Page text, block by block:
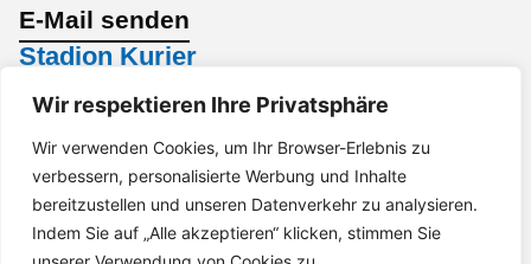
Wir respektieren Ihre Privatsphäre
Wir verwenden Cookies, um Ihr Browser-Erlebnis zu
verbessern, personalisierte Werbung und Inhalte
bereitzustellen und unseren Datenverkehr zu analysieren.
Indem Sie auf „Alle akzeptieren“ klicken, stimmen Sie
E-Mail senden
Stadion Kurier
Stadion Kurier
Interesse an einem Sponsoring?
Gerne per Mail an marketing@vfb-bretten.de.
Anfrage senden
ImpressumDatenschutzBarrierefreiheit